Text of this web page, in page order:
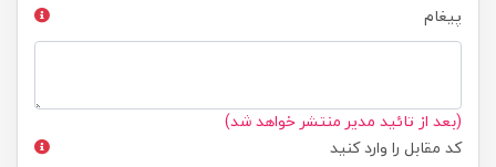
پیغام
(بعد از تائید مدیر منتشر خواهد شد)
کد مقابل را وارد کنید